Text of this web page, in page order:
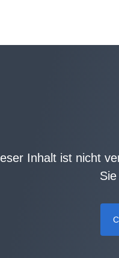
Inhalt ist nicht